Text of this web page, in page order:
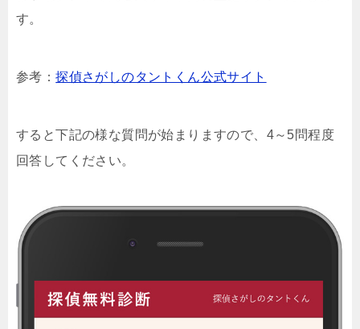
す。
参考：探偵さがしのタントくん公式サイト
すると下記の様な質問が始まりますので、4～5問程度
回答してください。